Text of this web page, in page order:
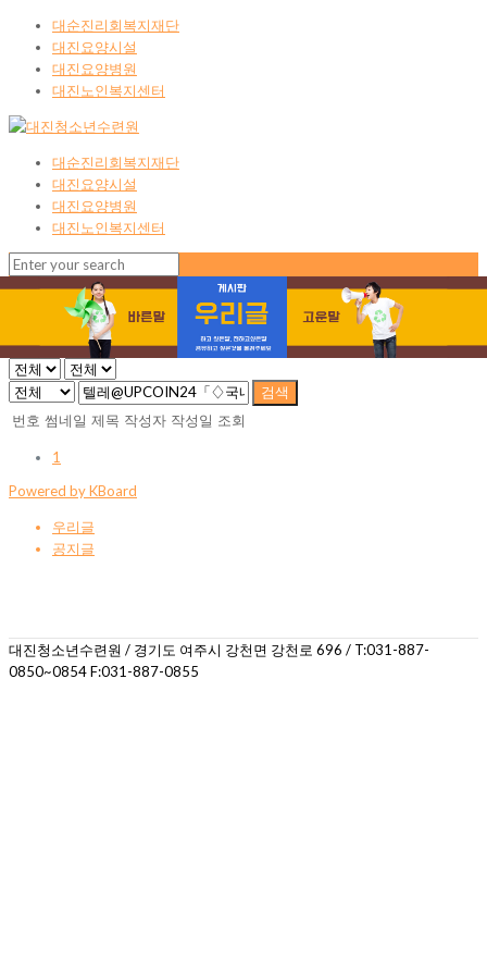
대순진리회복지재단
대진요양시설
대진요양병원
대진노인복지센터
대순진리회복지재단
대진요양시설
대진요양병원
대진노인복지센터
검색
번호 썸네일 제목 작성자 작성일 조회
1
Powered by KBoard
우리글
공지글
대진청소년수련원 / 경기도 여주시 강천면 강천로 696 / T:031-887-
0850~0854 F:031-887-0855